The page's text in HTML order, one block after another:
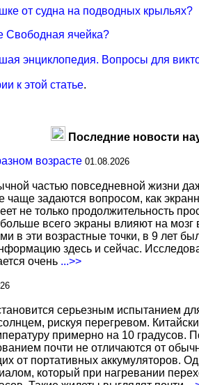
от судна на подводных крыльях?
Свободная ячейка?
энциклопедия. Вопросы для
к этой статье.
Последние новости
возрасте 01.08.2026
частью повседневной жизни
чаще задаются вопросом, как
не только продолжительность
всего экраны влияют на
в эти возрастные точки, в 9 лет
здесь и сейчас.
очень ...>>
серьезным испытанием
рискуя перегревом.
примерно на 10 градусов.
почти не отличаются от
от портативных аккумуляторов.
который при нагревании